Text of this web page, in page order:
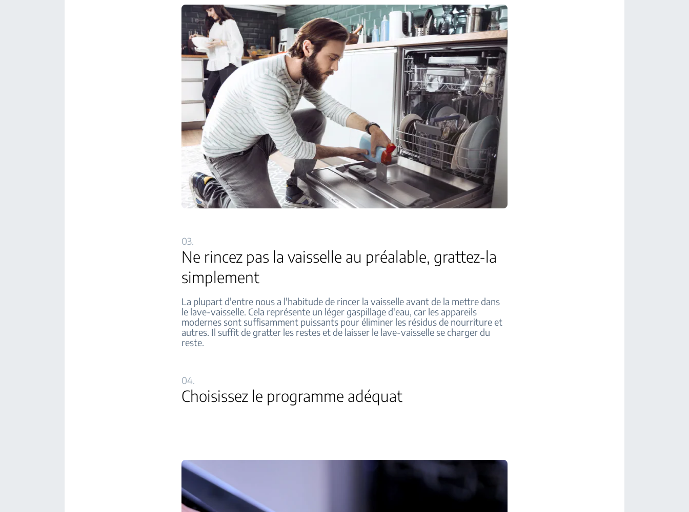
03.
Ne rincez pas la vaisselle au préalable, grattez-la
simplement
La plupart d'entre nous a l'habitude de rincer la vaisselle avant de la mettre dans
le lave-vaisselle. Cela représente un léger gaspillage d'eau, car les appareils
modernes sont suffisamment puissants pour éliminer les résidus de nourriture et
autres. Il suffit de gratter les restes et de laisser le lave-vaisselle se charger du
reste.
04.
Choisissez le programme adéquat